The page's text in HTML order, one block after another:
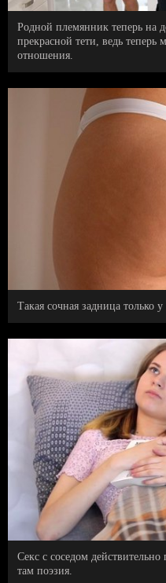
Родной племянник теперь на
прекрасной тети, ведь
отношения.
Такая сочная задница только
Секс с соседом действительно
там поэзия.